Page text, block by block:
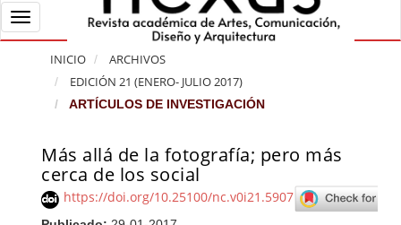
Toggle navigation
INICIO
ARCHIVOS
EDICIÓN 21 (ENERO- JULIO 2017)
ARTÍCULOS DE INVESTIGACIÓN
Más allá de la fotografía; pero más
cerca de los social
https://doi.org/10.25100/nc.v0i21.5907
Barra lateral del artículo